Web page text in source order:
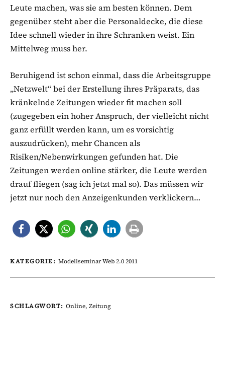
Leute machen, was sie am besten können. Dem
gegenüber steht aber die Personaldecke, die diese
Idee schnell wieder in ihre Schranken weist. Ein
Mittelweg muss her.
Beruhigend ist schon einmal, dass die Arbeitsgruppe
„Netzwelt“ bei der Erstellung ihres Präparats, das
kränkelnde Zeitungen wieder fit machen soll
(zugegeben ein hoher Anspruch, der vielleicht nicht
ganz erfüllt werden kann, um es vorsichtig
auszudrücken), mehr Chancen als
Risiken/Nebenwirkungen gefunden hat. Die
Zeitungen werden online stärker, die Leute werden
drauf fliegen (sag ich jetzt mal so). Das müssen wir
jetzt nur noch den Anzeigenkunden verklickern…
KATEGORIE: Modellseminar Web 2.0 2011
SCHLAGWORT: Online, Zeitung